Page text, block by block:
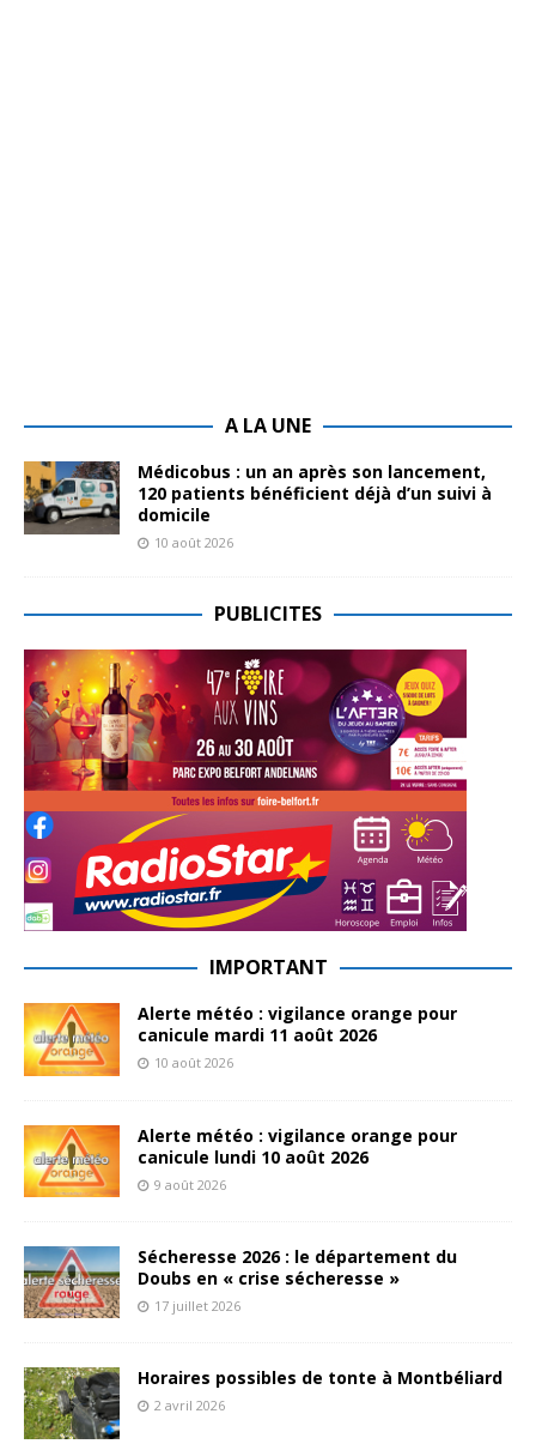
A LA UNE
Médicobus : un an après son lancement,
120 patients bénéficient déjà d’un suivi à
domicile
10 août 2026
PUBLICITES
IMPORTANT
Alerte météo : vigilance orange pour
canicule mardi 11 août 2026
10 août 2026
Alerte météo : vigilance orange pour
canicule lundi 10 août 2026
9 août 2026
Sécheresse 2026 : le département du
Doubs en « crise sécheresse »
17 juillet 2026
Horaires possibles de tonte à Montbéliard
2 avril 2026